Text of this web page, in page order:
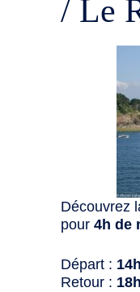
/ Le
Découvrez
pour 4h de
Départ : 14h
Retour : 18h